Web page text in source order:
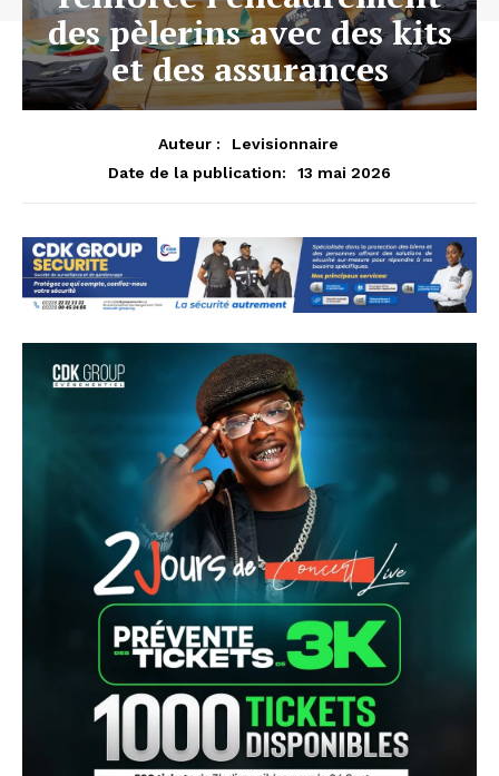
des pèlerins avec des kits
et des assurances
Auteur :
Levisionnaire
Date de la publication:
13 mai 2026